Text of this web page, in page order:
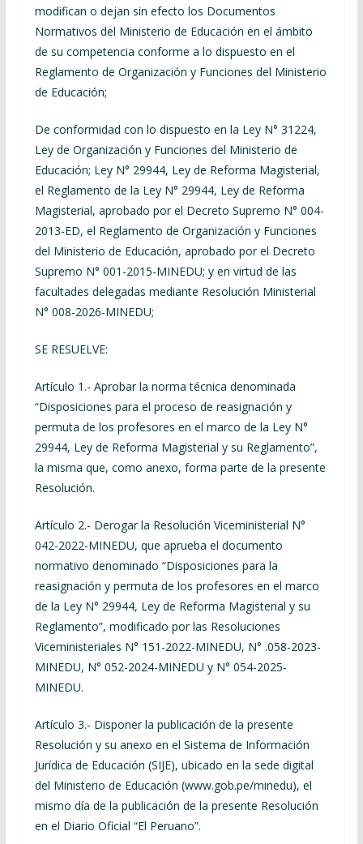
modifican o dejan sin efecto los Documentos
Normativos del Ministerio de Educación en el ámbito
de su competencia conforme a lo dispuesto en el
Reglamento de Organización y Funciones del Ministerio
de Educación;
De conformidad con lo dispuesto en la Ley N° 31224,
Ley de Organización y Funciones del Ministerio de
Educación; Ley N° 29944, Ley de Reforma Magisterial,
el Reglamento de la Ley N° 29944, Ley de Reforma
Magisterial, aprobado por el Decreto Supremo N° 004-
2013-ED, el Reglamento de Organización y Funciones
del Ministerio de Educación, aprobado por el Decreto
Supremo N° 001-2015-MINEDU; y en virtud de las
facultades delegadas mediante Resolución Ministerial
N° 008-2026-MINEDU;
SE RESUELVE:
Artículo 1.- Aprobar la norma técnica denominada
“Disposiciones para el proceso de reasignación y
permuta de los profesores en el marco de la Ley N°
29944, Ley de Reforma Magisterial y su Reglamento”,
la misma que, como anexo, forma parte de la presente
Resolución.
Artículo 2.- Derogar la Resolución Viceministerial N°
042-2022-MINEDU, que aprueba el documento
normativo denominado “Disposiciones para la
reasignación y permuta de los profesores en el marco
de la Ley N° 29944, Ley de Reforma Magisterial y su
Reglamento”, modificado por las Resoluciones
Viceministeriales N° 151-2022-MINEDU, N° .058-2023-
MINEDU, N° 052-2024-MINEDU y N° 054-2025-
MINEDU.
Artículo 3.- Disponer la publicación de la presente
Resolución y su anexo en el Sistema de Información
Jurídica de Educación (SIJE), ubicado en la sede digital
del Ministerio de Educación (www.gob.pe/minedu), el
mismo día de la publicación de la presente Resolución
en el Diario Oficial “El Peruano”.